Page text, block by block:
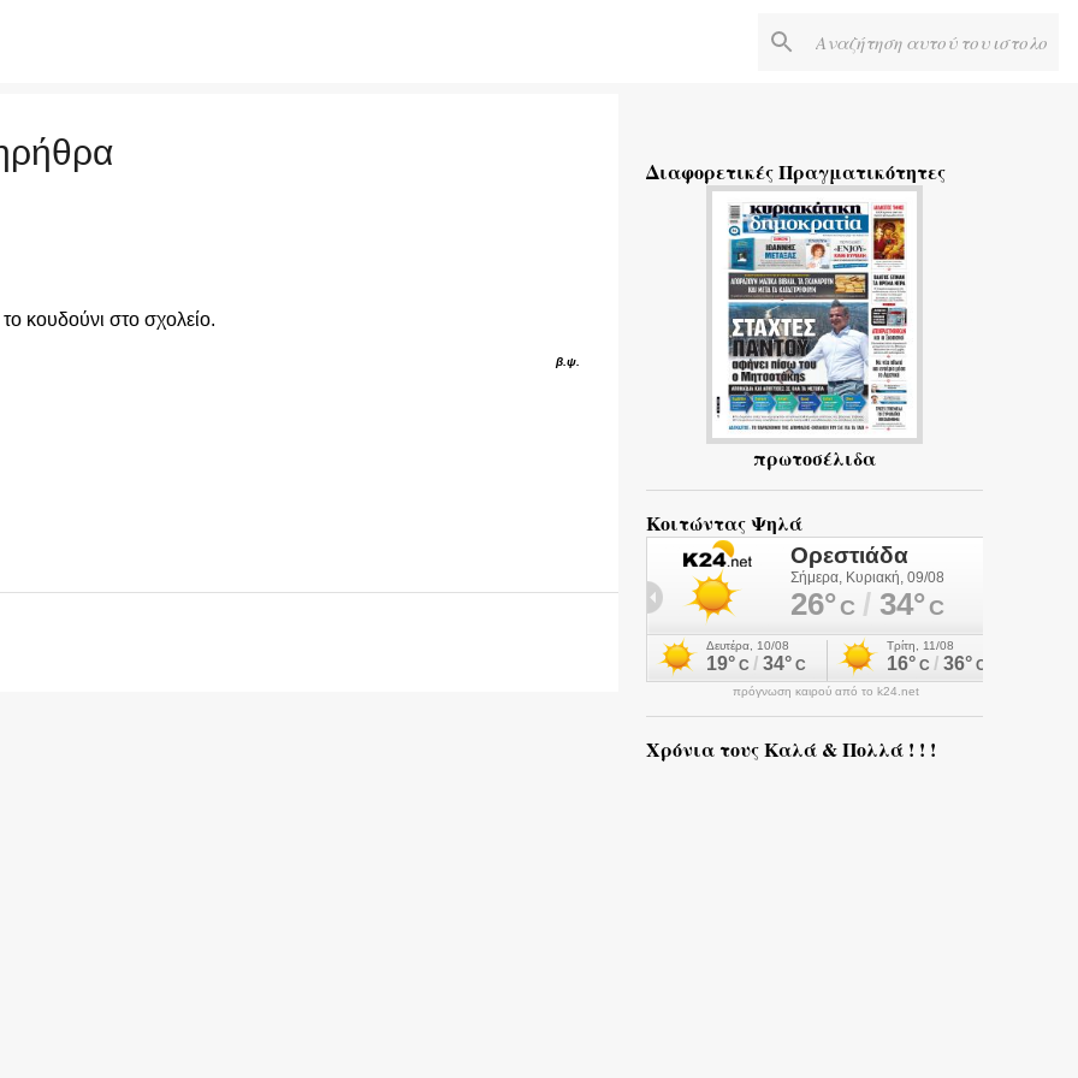
κουδούνι στο σχολείο.
β.ψ.
Διαφορετικές Πραγματικότητες
πρωτοσέλιδα
Κοιτώντας Ψηλά
πρόγνωση καιρού από το k24.net
Χρόνια τους Καλά & Πολλά ! ! !